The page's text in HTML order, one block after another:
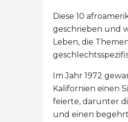
Diese 10
geschrieben und
Leben, die
Im Jahr 1972
Kalifornien einen
feierte, darunter
und einen